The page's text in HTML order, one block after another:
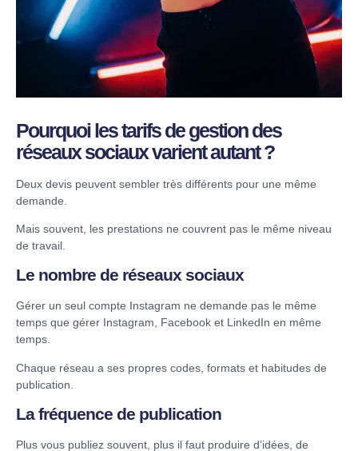
Pourquoi les tarifs de gestion des
réseaux sociaux varient autant ?
Deux devis peuvent sembler très différents pour une même
demande.
Mais souvent, les prestations ne couvrent pas le même niveau
de travail.
Le nombre de réseaux sociaux
Gérer un seul compte Instagram ne demande pas le même
temps que gérer Instagram, Facebook et LinkedIn en même
temps.
Chaque réseau a ses propres codes, formats et habitudes de
publication.
La fréquence de publication
Plus vous publiez souvent, plus il faut produire d’idées, de